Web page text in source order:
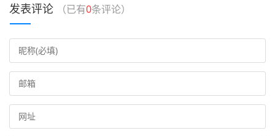
发表评论 （已有0条评论）